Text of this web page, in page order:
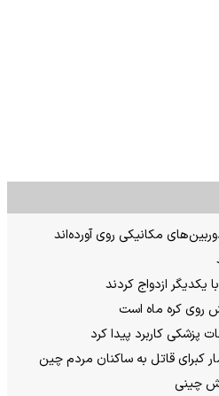
مکانیکی روی آورده‌اند
یکدیگر ازدواج کردند
روی کره ماه است
پزشکی کاربرد پیدا کرد
چینی